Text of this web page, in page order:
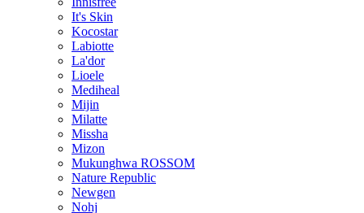
It's Skin
Kocostar
Labiotte
La'dor
Lioele
Mediheal
Mijin
Milatte
Missha
Mizon
Mukunghwa ROSSOM
Nature Republic
Newgen
Nohj